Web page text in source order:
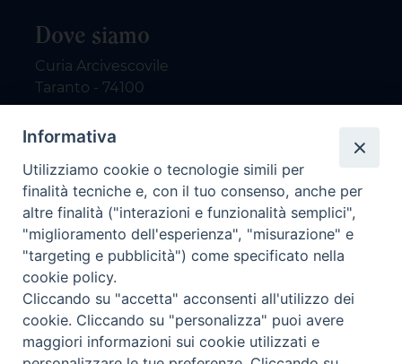
Dove siamo
Curia Arcivescovile
Taranto - 74100
Contatti
email: redazione@nuovodialogo.com
marketing@nuovodialogo.com
tel: 0994525780
tel 2:
Newsletter
Iscriviti alla nostra newsletter
Informativa
Utilizziamo cookie o tecnologie simili per
finalità tecniche e, con il tuo consenso, anche per
altre finalità ("interazioni e funzionalità semplici",
"miglioramento dell'esperienza", "misurazione" e
"targeting e pubblicità") come specificato nella
cookie policy.
Cliccando su "accetta" acconsenti all'utilizzo dei
cookie. Cliccando su "personalizza" puoi avere
maggiori informazioni sui cookie utilizzati e